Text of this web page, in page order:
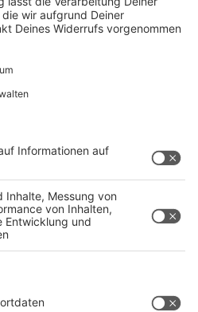
Consent
Platform
war für Heinzmann ein
haben Interviews
gespielt. Abends
Lieblings-Thailänder - ich
sie. Besonders gerührt
ihrer Vinyl: "Mein Team hat
ich habe vor Freude